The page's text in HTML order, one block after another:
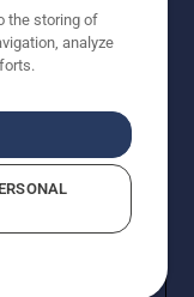
De
Alle
(incl. BTW),
aankoop.
Violations
the storing of
analyze